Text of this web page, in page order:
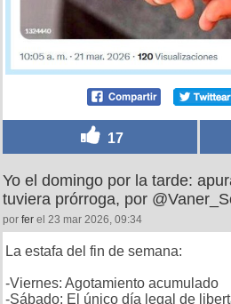
17
Yo el domingo por la tarde:
tuviera prórroga, por
por fer el 23 mar 2026, 09:34
La estafa del fin de semana:
-Viernes: Agotamiento acumulado
-Sábado: El único día legal de